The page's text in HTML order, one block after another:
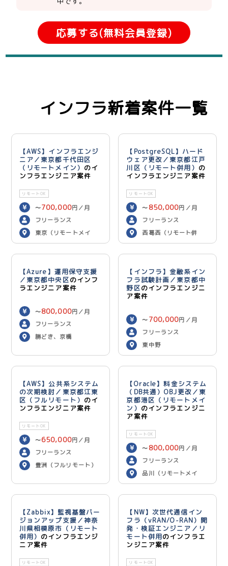
応募する(無料会員登録)
インフラ新着案件一覧
【AWS】インフラエンジ
ニア／東京都千代田区
（リモートメイン） のイ
ンフラエンジニア案件
リモートOK
〜700,000円／月
フリーランス
東京（リモートメイ
ン）
【PostgreSQL】ハード
ウェア更改／東京都江戸
川区（リモート併用） の
インフラエンジニア案件
リモートOK
〜 850,000円／月
フリーランス
西葛西（リモート併
用）
【Azure】運用保守支援
／東京都中央区のインフ
ラエンジニア案件
〜800,000円／月
フリーランス
勝どき、京橋
【インフラ】金融系イン
フラ試験計画／東京都中
野区のインフラエンジニ
ア案件
〜 700,000円／月
フリーランス
東中野
【AWS】公共系システム
の次期検討／東京都江東
区（フルリモート） のイ
ンフラエンジニア案件
リモートOK
〜650,000円／月
フリーランス
豊洲（フルリモート）
【Oracle】料金システム
（DB共通）OBJ更改／東
京都港区（リモートメイ
ン） のインフラエンジニ
ア案件
リモートOK
〜 800,000円／月
フリーランス
品川（リモートメイ
ン）
【Zabbix】監視基盤バー
ジョンアップ支援／神奈
川県相模原市（リモート
併用） のインフラエンジ
ニア案件
リモートOK
【NW】次世代通信イン
フラ（vRAN/O-RAN）開
発・検証エンジニア／リ
モート併用のインフラエ
ンジニア案件
リモートOK